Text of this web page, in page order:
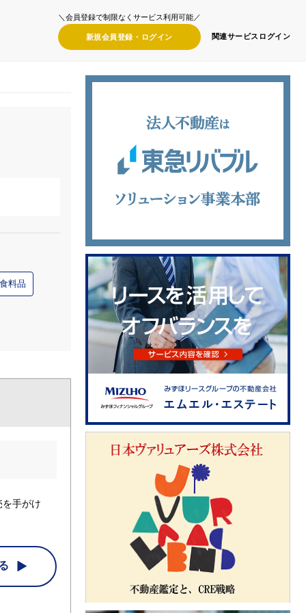
＼会員登録で制限なくサービス利用可能／
新規会員登録・ ログイン 関連サービス ログイン
料品
手がけ